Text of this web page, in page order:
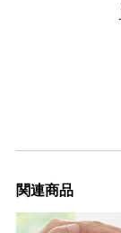
関連商品